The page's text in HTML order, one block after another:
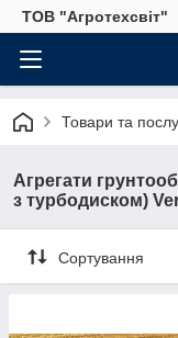
ТОВ "Агротехсвіт"
Товари та
Агрегати
з турбодиском)
Сортування